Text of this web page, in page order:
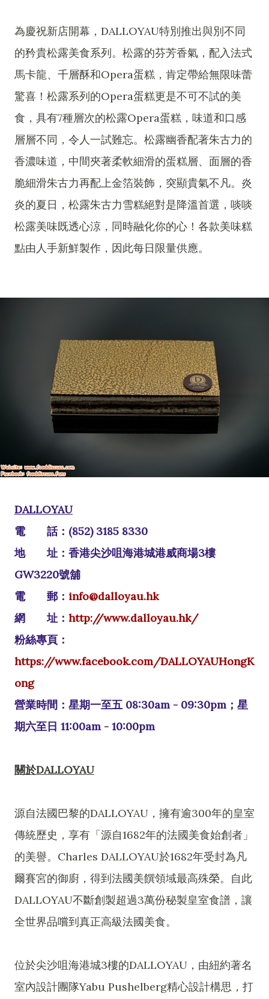
為慶祝新店開幕，DALLOYAU特別推出與別不同
的矜貴松露美食系列。松露的芬芳香氣，配入法式
馬卡龍、千層酥和Opera蛋糕，肯定帶給無限味蕾
驚喜！松露系列的Opera蛋糕更是不可不試的美
食，具有7種層次的松露Opera蛋糕，味道和口感
層層不同，令人一試難忘。松露幽香配著朱古力的
香濃味道，中間夾著柔軟細滑的蛋糕層、面層的香
脆細滑朱古力再配上金箔裝飾，突顯貴氣不凡。炎
炎的夏日，松露朱古力雪糕絕對是降溫首選，啖啖
松露美味既透心涼，同時融化你的心！各款美味糕
點由人手新鮮製作，因此每日限量供應。
DALLOYAU
電 話：(852) 3185 8330
地 址：香港尖沙咀海港城港威商場3樓
GW3220號舖
電 郵： info@dalloyau.hk
網 址： http://www.dalloyau.hk/
粉絲專頁：
https://www.facebook.com/DALLOYAUHongK
ong
營業時間：星期一至五 08:30am - 09:30pm；星
期六至日 11:00am - 10:00pm
關於DALLOYAU
源自法國巴黎的DALLOYAU，擁有逾300年的皇室
傳統歷史，享有「源自1682年的法國美食始創者」
的美譽。Charles DALLOYAU於1682年受封為凡
爾賽宮的御廚，得到法國美饌領域最高殊榮。自此
DALLOYAU不斷創製超過3萬份秘製皇室食譜，讓
全世界品嚐到真正高級法國美食。
位於尖沙咀海港城3樓的DALLOYAU，由紐約著名
室內設計團隊Yabu Pushelberg精心設計構思，打